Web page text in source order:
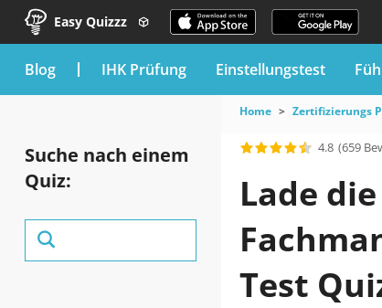
Easy Quizzz
blog IHK Prüfung Einstellungstest
Suche nach einem
Quiz:
Home Zertifizierungs
4.8 (659
Lade
Test